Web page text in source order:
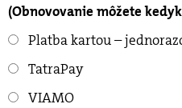
(Obnovovanie môžete
Platba kartou –
TatraPay
VIAMO